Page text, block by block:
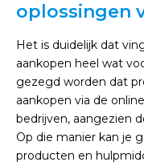
oplossingen
Het is duidelijk dat
aankopen heel wat
gezegd worden dat
aankopen via de
bedrijven, aangezien
Op die manier kan je
producten en